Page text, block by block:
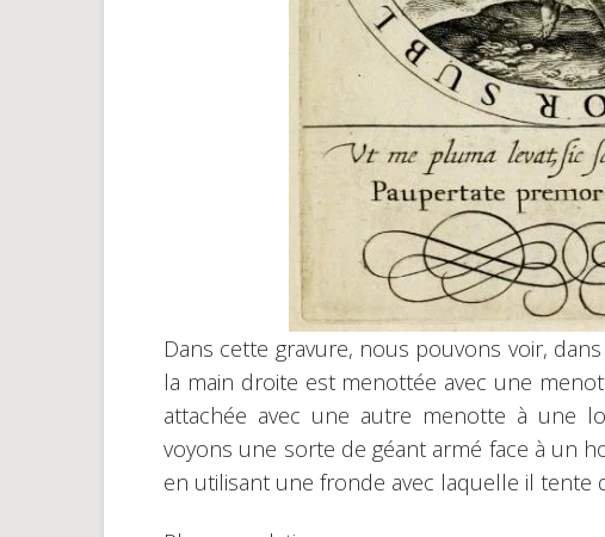
Dans cette gravure, nous pouvons voir,
la main droite est menottée avec une
attachée avec une autre menotte à une
voyons une sorte de géant armé face à un
en utilisant une fronde avec laquelle il tente